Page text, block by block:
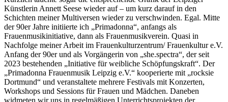
Künstlerin Annett Seese wieder auf – um kurz darauf in den
Schichten meiner Multiversen wieder zu verschwinden. Egal. Mitte
der 90er Jahre initiierte ich „Primadonna“, anfangs als
Frauenmusikinitiative, dann als Frauenmusikverein. Quasi in
Nachfolge meiner Arbeit im Frauenkulturzentrum/ Frauenkultur e.V.
Anfang der 90er und als Vorgängerin von „she.spectra“, der seit
2023 bestehenden „Initiative für weibliche Schöpfungskraft“. Der
„Primadonna Frauenmusik Leipzig e.V.“ kooperierte mit „rocksie
Dortmund“ und veranstaltete mehrere Festivals mit Konzerten,
Workshops und Sessions für Frauen und Mädchen. Daneben